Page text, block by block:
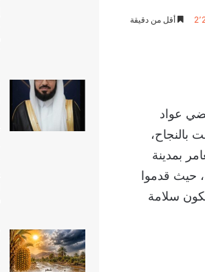
أقل من دقيقة
عواد
بالنجاح،
بمدينة
حيث قدموا
تكون سلامة